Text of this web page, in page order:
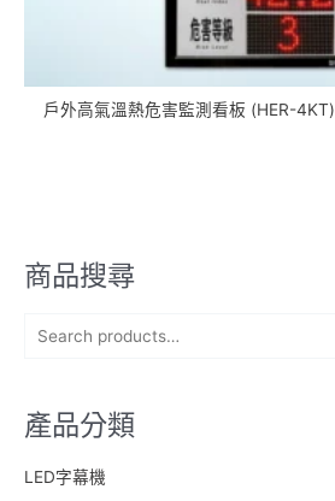
商品搜尋
r
h
產品分類
LED字幕機
戶外高氣溫熱危害監測看板 (HER-4KT)